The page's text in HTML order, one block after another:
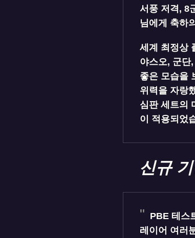
서풍 저격, 8
님에게 축하
세계 최정상
야스오, 군단
좋은 모습을
위력을 자랑
심판 세트의
이 적용되었
신규
PBE 테스
레이어 여러